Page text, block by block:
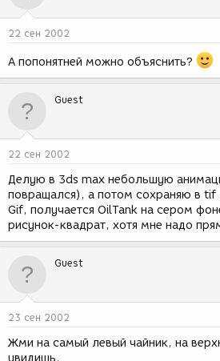
22 сен 2002
А попонятней можно объяснить?
Guest
22 сен 2002
Делую в 3ds max небольшую
повращался), а потом сохраняю в tif
Gif, получается OilTank на сером
рисунок-квадрат, хотя мне надо
Guest
23 сен 2002
Жми на самый левый чайник, на
увидишь.